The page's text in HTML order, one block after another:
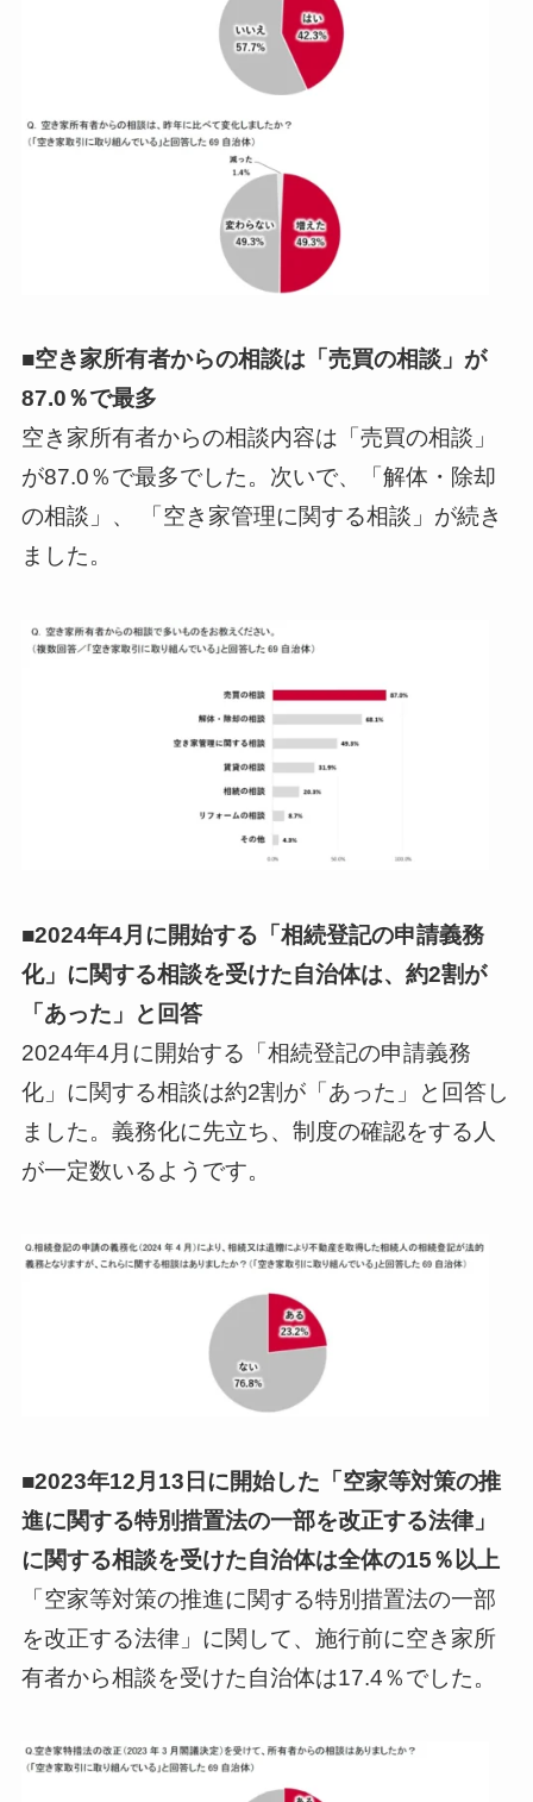
■空き家所有者からの相談は「売買の相談」が
87.0％で最多
空き家所有者からの相談内容は「売買の相談」
が87.0％で最多でした。次いで、「解体・除却
の相談」、 「空き家管理に関する相談」が続き
ました。
■2024年4月に開始する「相続登記の申請義務
化」に関する相談を受けた自治体は、約2割が
「あった」と回答
2024年4月に開始する「相続登記の申請義務
化」に関する相談は約2割が「あった」と回答し
ました。義務化に先立ち、制度の確認をする人
が一定数いるようです。
■2023年12月13日に開始した「空家等対策の推
進に関する特別措置法の一部を改正する法律」
に関する相談を受けた自治体は全体の15％以上
「空家等対策の推進に関する特別措置法の一部
を改正する法律」に関して、施行前に空き家所
有者から相談を受けた自治体は17.4％でした。